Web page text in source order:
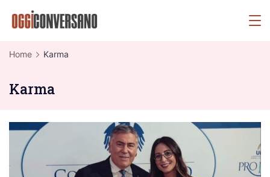
Home Karma
Karma